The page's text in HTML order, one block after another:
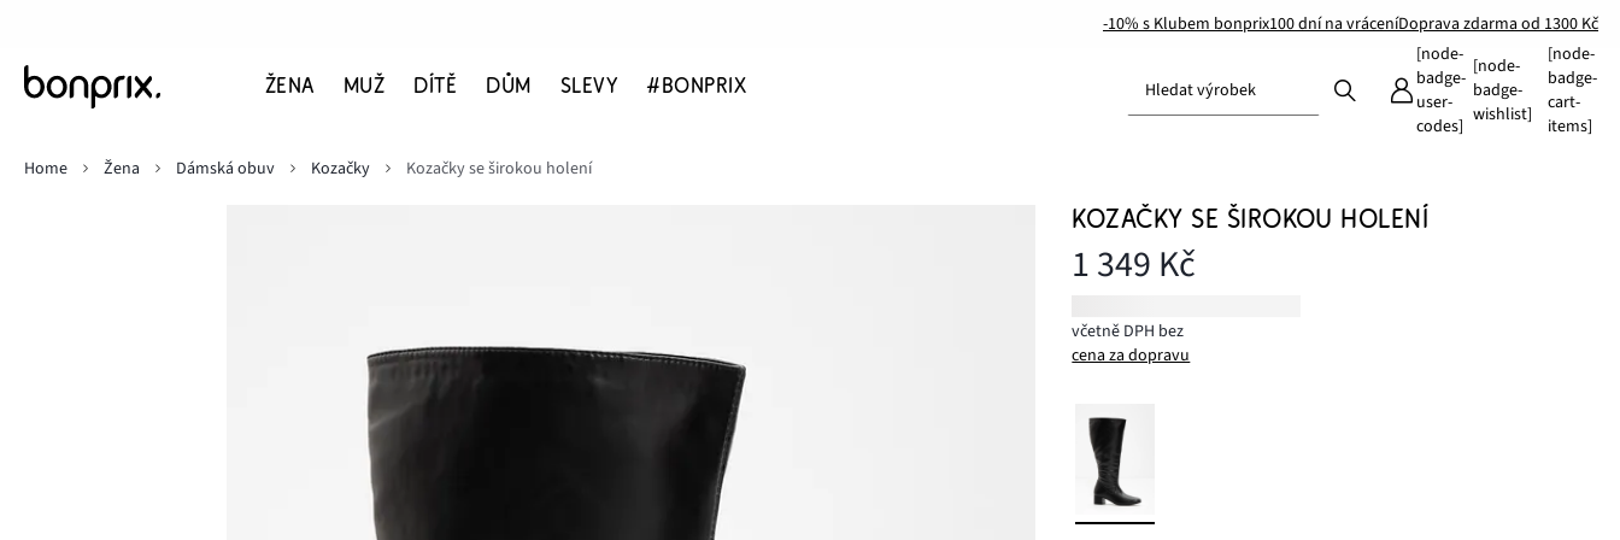
-10% s Klubem bonprix100 dní na vráceníDoprava zdarma od 1300 Kč
ŽENA MUŽ DÍTĚ DŮM SLEVY #BONPRIX Hledat výrobek
[node-
badge-
user-
codes]
[node-
badge-
wishlist]
[node-
badge-
cart-
items]
Home
Žena Dámská obuv Kozačky Kozačky se širokou holení
KOZAČKY SE ŠIROKOU HOLENÍ
1 349 Kč
včetně DPH bez
cena za dopravu